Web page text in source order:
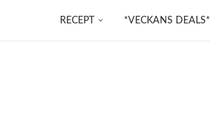
RECEPT *VECKANS DEALS*